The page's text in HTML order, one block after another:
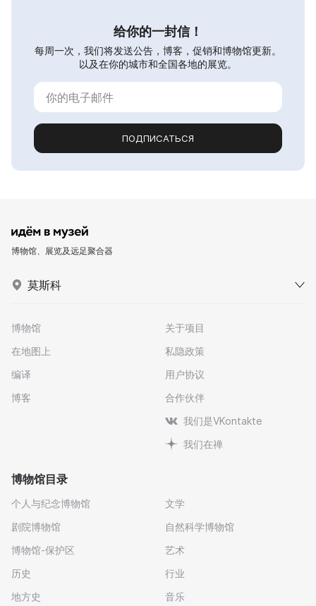
给你的一封信！
每周一次，我们将发送公告，博客，促销和博物馆更新。
以及在你的城市和全国各地的展览。
ПОДПИСАТЬСЯ
博物馆、展览及远足聚合器
莫斯科
博物馆
在地图上
编译
博客
关于项目
私隐政策
用户协议
合作伙伴
我们是VKontakte
我们在禅
博物馆目录
个人与纪念博物馆
剧院博物馆
博物馆-保护区
历史
地方史
文学
自然科学博物馆
艺术
行业
音乐